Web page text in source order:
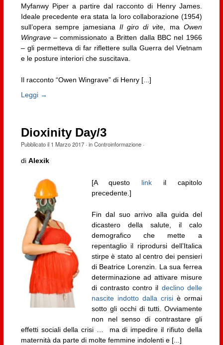
Myfanwy Piper a partire dal racconto di Henry James.
Ideale precedente era stata la loro collaborazione (1954)
sull’opera sempre jamesianaIl giro di vite , ma Owen
Wingrave– commissionato a Britten dalla BBC nel 1966
– gli permetteva di far riflettere sulla Guerra del Vietnam
e le posture interiori che suscitava.
Il racconto “Owen Wingrave” di Henry [...]
Leggi →
Dioxinity Day/3
Pubblicato il 1 Marzo 2017· inControinformazione·
di Alexik
[A questo link il capitolo
precedente.]
Fin dal suo arrivo alla guida del
dicastero della salute, il calo
demografico che mette a
repentaglio il riprodursi dell’Italica
stirpe è stato al centro dei pensieri
di Beatrice Lorenzin. La sua ferrea
determinazione ad attivare misure
di contrasto contro il declino delle
nascite indotto dalla crisiè ormai
sotto gli occhi di tutti. Ovviamente
non nel senso di contrastare gli
effetti sociali della crisi … ma di impedire il rifiuto della
maternità da parte di molte femmine indolenti e [...]